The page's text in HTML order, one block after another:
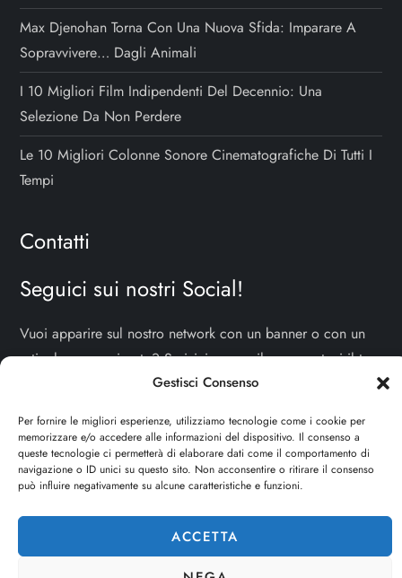
Gestisci Consenso
Per fornire le migliori esperienze, utilizziamo tecnologie come i cookie per
memorizzare e/o accedere alle informazioni del dispositivo. Il consenso a
queste tecnologie ci permetterà di elaborare dati come il comportamento di
navigazione o ID unici su questo sito. Non acconsentire o ritirare il consenso
può influire negativamente su alcune caratteristiche e funzioni.
ACCETTA
Max Djenohan Torna Con Una Nuova Sfida: Imparare A
Sopravvivere… Dagli Animali
I 10 Migliori Film Indipendenti Del Decennio: Una
Selezione Da Non Perdere
Le 10 Migliori Colonne Sonore Cinematografiche Di Tutti I
Tempi
Contatti
Seguici sui nostri Social!
Vuoi apparire sul nostro network con un banner o con un
articolo sponsorizzato? Scrivici una mail e raccontaci il tuo
TI ASPETTIAMO!
info e contatti:staff@dojoblog.it
dojouomo.it è un progetto facente parte del network
dojoblog.it di proprietà dellaReadMore ADV
legale in Via delle Sirene 34 - Roma - P.iva: